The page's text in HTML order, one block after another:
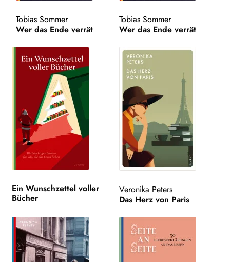
Tobias Sommer
Wer das Ende verrät
Tobias Sommer
Wer das Ende verrät
Ein Wunschzettel voller
Bücher
Veronika Peters
Das Herz von Paris